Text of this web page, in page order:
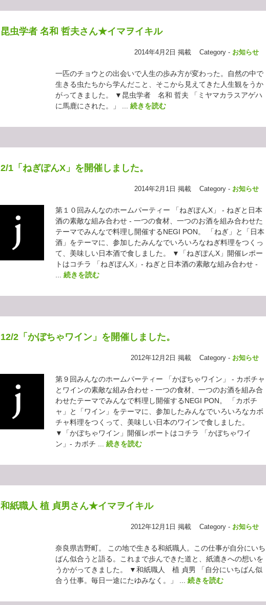
昆虫学者 名和 哲夫さん★イマヲイキル
2014年4月2日 掲載 Category - お知らせ
一匹のチョウとの出会いで人生の歩み方が変わった。自然の中で
生きる虫たちから学んだこと、そこから見えてきた人生観をうか
がってきました。 ▼昆虫学者 名和 哲夫 「ミヤマカラスアゲハ
に馬鹿にされた。」 ... 続きを読む
2/1「ねぎぽんX」を開催しました。
2014年2月1日 掲載 Category - お知らせ
第１０回みんなのホームパーティー 「ねぎぽんX」 - ねぎと日本
酒の素敵な組み合わせ - 一つの食材、一つのお酒を組み合わせた
テーマでみんなで料理し開催するNEGI PON。 「ねぎ」と「日本
酒」をテーマに、参加したみんなでいろいろなねぎ料理をつくっ
て、美味しい日本酒で食しました。 ▼「ねぎぽんX」開催レポー
トはコチラ 「ねぎぽんX」- ねぎと日本酒の素敵な組み合わせ -
続きを読む
12/2「かぼちゃワイン」を開催しました。
2012年12月2日 掲載 Category - お知らせ
第９回みんなのホームパーティー 「かぼちゃワイン」 - カボチャ
とワインの素敵な組み合わせ - 一つの食材、一つのお酒を組み合
わせたテーマでみんなで料理し開催するNEGI PON。 「カボチ
ャ」と「ワイン」をテーマに、参加したみんなでいろいろなカボ
チャ料理をつくって、美味しい日本のワインで食しました。
▼「かぼちゃワイン」開催レポートはコチラ 「かぼちゃワイ
ン」- カボチ ... 続きを読む
和紙職人 植 貞男さん★イマヲイキル
2012年12月1日 掲載 Category - お知らせ
奈良県吉野町。 この地で生きる和紙職人。この仕事が自分にいち
ばん似合うと語る。これまで歩んできた道と、紙漉きへの想いを
うかがってきました。 ▼和紙職人 植 貞男 「自分にいちばん似
合う仕事。毎日一途にたゆみなく。」 ... 続きを読む